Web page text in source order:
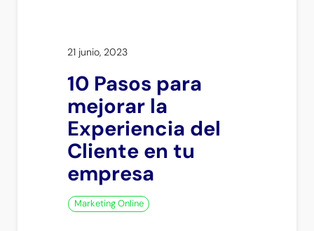
21 junio, 2023
10 Pasos para
mejorar la
Experiencia del
Cliente en tu
empresa
Marketing Online